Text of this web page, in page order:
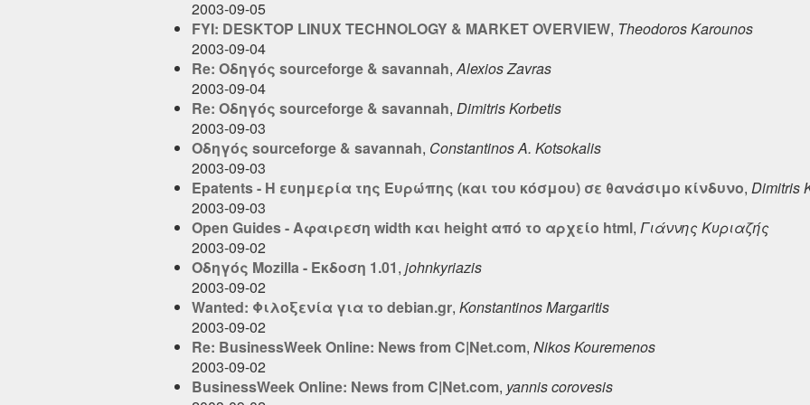
2003-09-05
FYI: DESKTOP LINUX TECHNOLOGY & MARKET OVERVIEW, Theodoros Karounos
2003-09-04
Re: Οδηγός sourceforge & savannah,Alexios Zavras
2003-09-04
Re: Οδηγός sourceforge & savannah, Dimitris Korbetis
2003-09-03
Οδηγός sourceforge & savannah, Constantinos A. Kotsokalis
2003-09-03
Epatents - Η ευημερία της Ευρώπης (και του κόσμου) σε θανάσιμο κίνδυνο, Dimitris
2003-09-03
Open Guides - Αφαιρεση width και height από το αρχείο html, Γιάννης Κυριαζής
2003-09-02
Οδηγός Mozilla - Εκδοση 1.01, johnkyriazis
2003-09-02
Wanted: Φιλοξενία για το debian.gr, Konstantinos Margaritis
2003-09-02
Re: BusinessWeek Online: News from C|Net.com, Nikos Kouremenos
2003-09-02
BusinessWeek Online: News from C|Net.com, yannis corovesis